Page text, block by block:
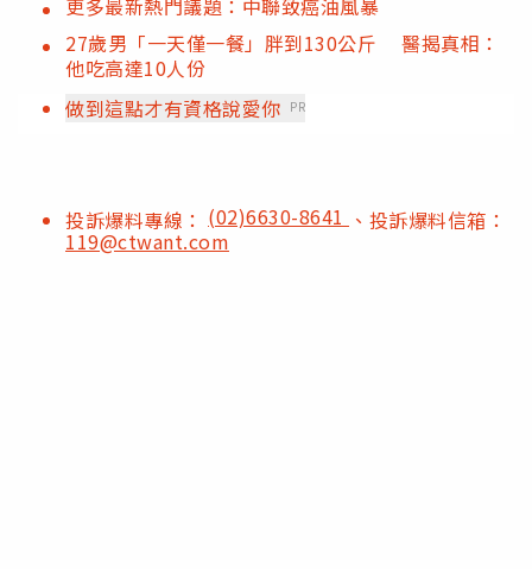
更多最新熱門議題：中聯致癌油風暴
27歲男「一天僅一餐」胖到130公斤 醫揭真相：
他吃高達10人份
做到這點才有資格說愛你 PR
投訴爆料專線： (02)6630-8641 、投訴爆料信箱：
119@ctwant.com